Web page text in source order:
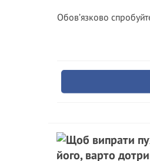
Обов’язково